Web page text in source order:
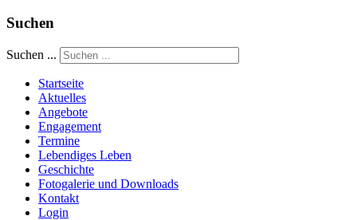
Suchen
Suchen ...
Startseite
Aktuelles
Angebote
Engagement
Termine
Lebendiges Leben
Geschichte
Fotogalerie und Downloads
Kontakt
Login